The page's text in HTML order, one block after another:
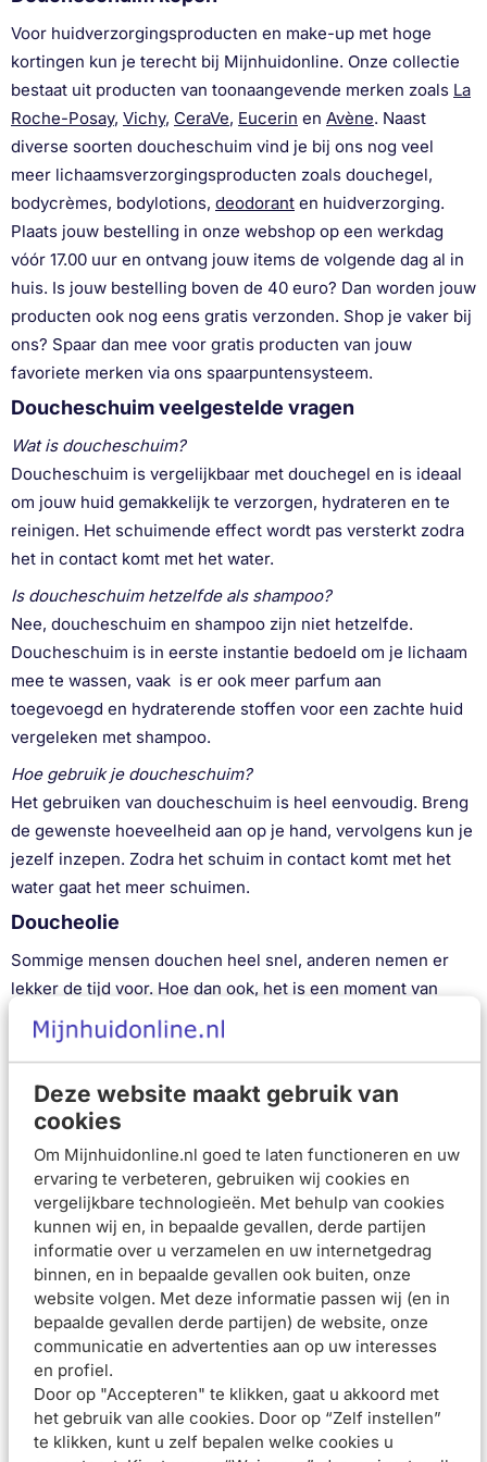
Deze website maakt gebruik van
cookies
Om Mijnhuidonline.nl goed te laten functioneren en uw
ervaring te verbeteren, gebruiken wij cookies en
vergelijkbare technologieën. Met behulp van cookies
kunnen wij en, in bepaalde gevallen, derde partijen
informatie over u verzamelen en uw internetgedrag
binnen, en in bepaalde gevallen ook buiten, onze
website volgen. Met deze informatie passen wij (en in
bepaalde gevallen derde partijen) de website, onze
communicatie en advertenties aan op uw interesses
en profiel.
Door op "Accepteren" te klikken, gaat u akkoord met
het gebruik van alle cookies. Door op “Zelf instellen”
te klikken, kunt u zelf bepalen welke cookies u
Voor huidverzorgingsproducten en make-up met hoge
kortingen kun je terecht bij Mijnhuidonline. Onze collectie
bestaat uit producten van toonaangevende merken zoals La
Roche-Posay, Vichy, CeraVe, Eucerin en Avène. Naast
diverse soorten doucheschuim vind je bij ons nog veel
meer lichaamsverzorgingsproducten zoals douchegel,
bodycrèmes, bodylotions, deodorant en huidverzorging.
Plaats jouw bestelling in onze webshop op een werkdag
vóór 17.00 uur en ontvang jouw items de volgende dag al in
huis. Is jouw bestelling boven de 40 euro? Dan worden jouw
producten ook nog eens gratis verzonden. Shop je vaker bij
ons? Spaar dan mee voor gratis producten van jouw
favoriete merken via ons spaarpuntensysteem.
Doucheschuim veelgestelde vragen
Wat is doucheschuim?
Doucheschuim is vergelijkbaar met douchegel en is ideaal
om jouw huid gemakkelijk te verzorgen, hydrateren en te
reinigen. Het schuimende effect wordt pas versterkt zodra
het in contact komt met het water.
Is doucheschuim hetzelfde als shampoo?
Nee, doucheschuim en shampoo zijn niet hetzelfde.
Doucheschuim is in eerste instantie bedoeld om je lichaam
mee te wassen, vaak is er ook meer parfum aan
toegevoegd en hydraterende stoffen voor een zachte huid
vergeleken met shampoo.
Hoe gebruik je doucheschuim?
Het gebruiken van doucheschuim is heel eenvoudig. Breng
de gewenste hoeveelheid aan op je hand, vervolgens kun je
jezelf inzepen. Zodra het schuim in contact komt met het
water gaat het meer schuimen.
Doucheolie
Sommige mensen douchen heel snel, anderen nemen er
lekker de tijd voor. Hoe dan ook, het is een moment van
ontspanning. Daarnaast is het natuurlijk hét moment om je
haren en lichaam te wassen. Welk huidtype je ook hebt, een
verzorgd en gehydrateerd wordt. In ons assortiment hebben
wij een ruim aanbod doucheolie voor ieder huidtype. Kies
uit een selectie topmerken zoals La Roche-Posay en
Eucerin. Koop jouw doucheolie met hoge korting bij
Mijnhuidonline.
Doucheolie droge huid
Heb jij last van een droge huid? Kies dan voor een
doucheolie die hier geschikt voor is zodat jouw huid niet
geïrriteerd raakt. Een droge huid kan zorgen voor een
trekkerig gevoel, helemaal in de wintermaanden omdat het
dan extra koud is. Verzorg je huid daarom goed door
doucheolie toe te voegen aan jouw douche routine. De olie
houdt jouw huid soepel, zacht en zorgt voor een